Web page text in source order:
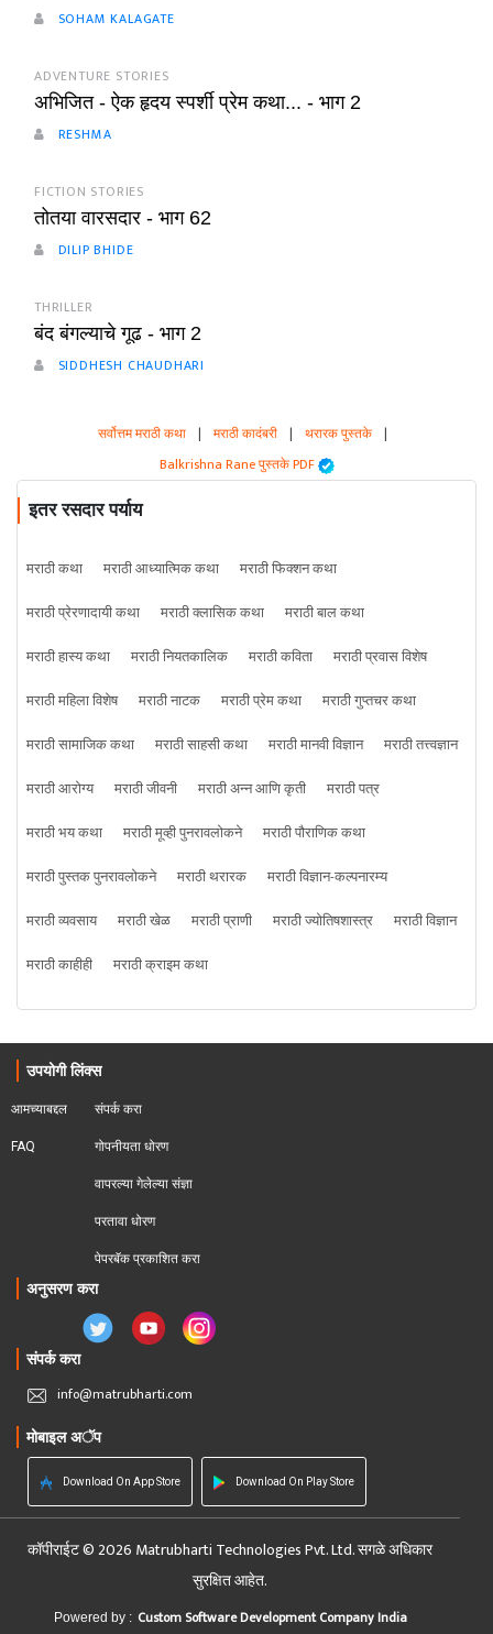
SOHAM KALAGATE
ADVENTURE STORIES
अभिजित - ऐक हृदय स्पर्शी प्रेम कथा... - भाग 2
RESHMA
FICTION STORIES
तोतया वारसदार - भाग 62
DILIP BHIDE
THRILLER
बंद बंगल्याचे गूढ - भाग 2
SIDDHESH CHAUDHARI
सर्वोत्तम मराठी कथा | मराठी कादंबरी | थरारक पुस्तके |
Balkrishna Rane पुस्तके PDF
इतर रसदार पर्याय
मराठी कथा मराठी आध्यात्मिक कथा
मराठी फिक्शन कथा
मराठी प्रेरणादायी कथा
मराठी क्लासिक कथा
मराठी बाल कथा
मराठी हास्य कथा
मराठी नियतकालिक मराठी कविता
मराठी प्रवास विशेष
मराठी महिला विशेष
मराठी नाटक मराठी प्रेम कथा
मराठी गुप्तचर कथा
मराठी सामाजिक कथा
मराठी साहसी कथा मराठी मानवी विज्ञान
मराठी तत्त्वज्ञान
मराठी आरोग्य
मराठी जीवनी मराठी अन्न आणि कृती
मराठी पत्र
मराठी भय कथा
मराठी मूव्ही पुनरावलोकने
मराठी पौराणिक कथा
मराठी पुस्तक पुनरावलोकने
मराठी थरारक
मराठी विज्ञान-कल्पनारम्य
मराठी व्यवसाय
मराठी खेळ मराठी प्राणी मराठी ज्योतिषशास्त्र
मराठी विज्ञान
मराठी काहीही
मराठी क्राइम कथा
उपयोगी लिंक्स
आमच्याबद्दल
FAQ
संपर्क करा
गोपनीयता धोरण
वापरल्या गेलेल्या संज्ञा
परतावा धोरण
पेपरबॅक प्रकाशित करा
अनुसरण करा
संपर्क करा
info@matrubharti.com
मोबाइल अॅप
Download On App Store Download On Play Store
कॉपीराईट © 2026 Matrubharti Technologies Pvt. Ltd. सगळे अधिकार
सुरक्षित आहेत.
Powered by : Custom Software Development Company India